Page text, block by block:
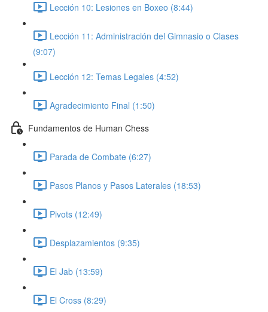
Lección 10: Lesiones en Boxeo (8:44)
Lección 11: Administración del Gimnasio o Clases
(9:07)
Lección 12: Temas Legales (4:52)
Agradecimiento Final (1:50)
Fundamentos de Human Chess
Parada de Combate (6:27)
Pasos Planos y Pasos Laterales (18:53)
Pivots (12:49)
Desplazamientos (9:35)
El Jab (13:59)
El Cross (8:29)